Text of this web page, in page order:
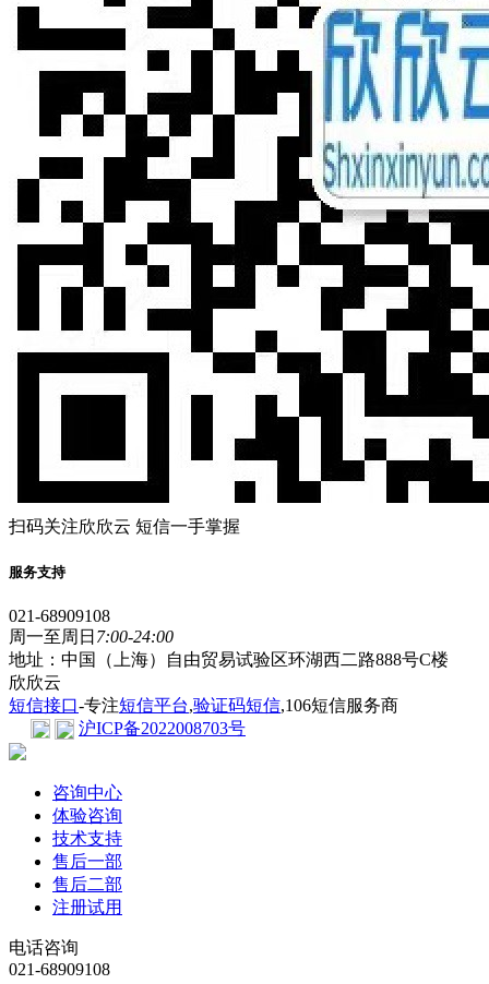
扫码关注欣欣云 短信一手掌握
服务支持
021-68909108
周一至周日 7:00-24:00
地址：中国（上海）自由贸易试验区环湖西二路888号C楼
欣欣云
短信接口-专注短信平台,验证码短信,106短信服务商
沪ICP备2022008703号
咨询中心
体验咨询
技术支持
售后一部
售后二部
注册试用
电话咨询
021-68909108